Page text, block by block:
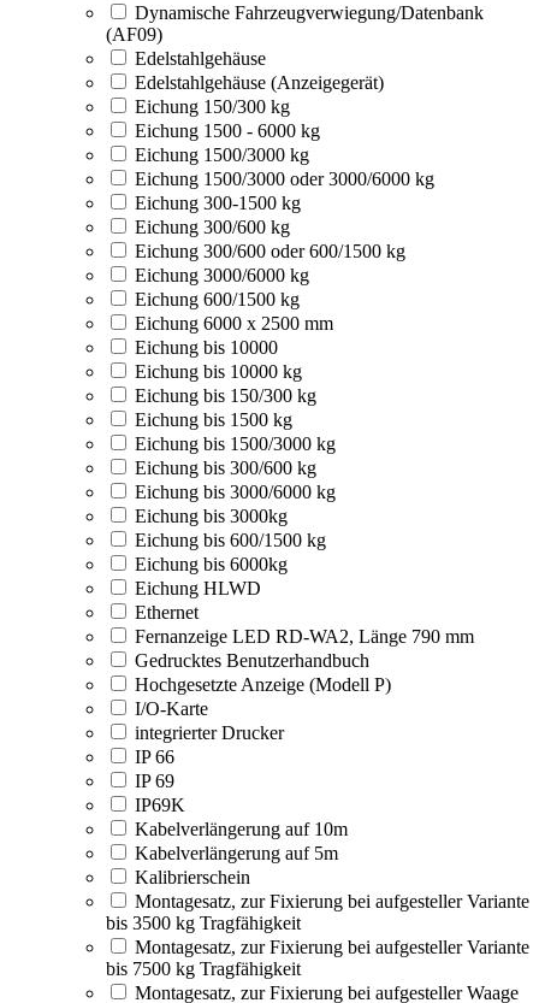
Dynamische Fahrzeugverwiegung/Datenbank
(AF09)
Edelstahlgehäuse
Edelstahlgehäuse (Anzeigegerät)
Eichung 150/300 kg
Eichung 1500 - 6000 kg
Eichung 1500/3000 kg
Eichung 1500/3000 oder 3000/6000 kg
Eichung 300-1500 kg
Eichung 300/600 kg
Eichung 300/600 oder 600/1500 kg
Eichung 3000/6000 kg
Eichung 600/1500 kg
Eichung 6000 x 2500 mm
Eichung bis 10000
Eichung bis 10000 kg
Eichung bis 150/300 kg
Eichung bis 1500 kg
Eichung bis 1500/3000 kg
Eichung bis 300/600 kg
Eichung bis 3000/6000 kg
Eichung bis 3000kg
Eichung bis 600/1500 kg
Eichung bis 6000kg
Eichung HLWD
Ethernet
Fernanzeige LED RD-WA2, Länge 790 mm
Gedrucktes Benutzerhandbuch
Hochgesetzte Anzeige (Modell P)
I/O-Karte
integrierter Drucker
IP 66
IP 69
IP69K
Kabelverlängerung auf 10m
Kabelverlängerung auf 5m
Kalibrierschein
Montagesatz, zur Fixierung bei aufgesteller Variante
bis 3500 kg Tragfähigkeit
Montagesatz, zur Fixierung bei aufgesteller Variante
bis 7500 kg Tragfähigkeit
Montagesatz, zur Fixierung bei aufgesteller Waage